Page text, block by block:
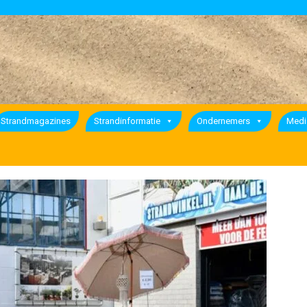
Strandmagazines Strandinformatie Ondernemers